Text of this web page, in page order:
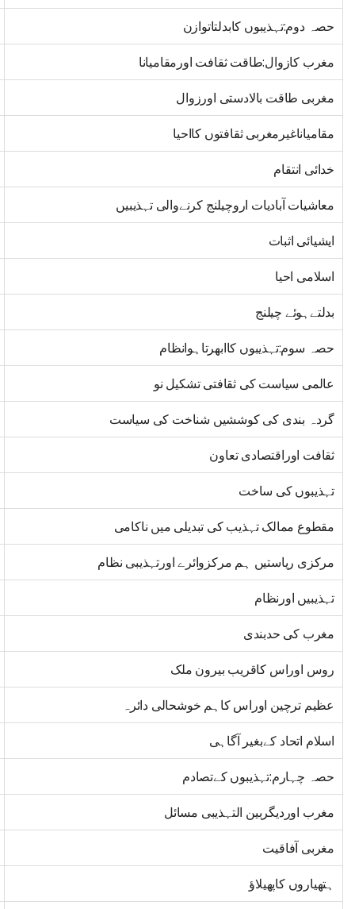
حصہ دوم:تہذیبوں کابدلتاتوازن
مغرب کازوال:طاقت ثقافت اورمقامیانا
مغربی طاقت بالادستی اورزوال
مقامیاناغیرمغربی ثقافتوں کااحیا
خدائی انتقام
معاشیات آبادیات اروچیلنج کرنےوالی تہذیبیں
ایشیائی اثبات
اسلامی احیا
بدلتےہوئے چیلنج
حصہ سوم:تہذیبوں کاابھرتاہوانظام
عالمی سیاست کی ثقافتی تشکیل نو
گردہ بندی کی کوششیں شناخت کی سیاست
ثقافت اوراقتصادی تعاون
تہذیبوں کی ساخت
مقطوع ممالک تہذیب کی تبدیلی میں ناکامی
مرکزی ریاستیں ہم مرکزوائرے اورتہذیبی نظام
تہذیبیں اورنظام
مغرب کی حدبندی
روس اوراس کاقریب بیرون ملک
عظیم ترچین اوراس کاہم خوشحالی دائرہ
اسلام اتحاد کےبغیر آگاہی
حصہ چہارم:تہذیبوں کےتصادم
مغرب اوردیگربین التہذیبی مسائل
مغربی آفاقیت
ہتھیاروں کاپھیلاؤ